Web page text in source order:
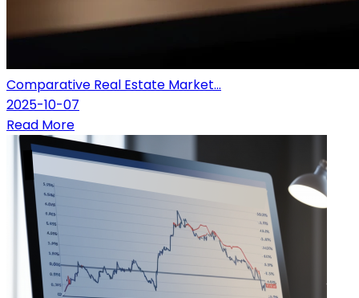
Comparative Real Estate Market...
2025-10-07
Read More